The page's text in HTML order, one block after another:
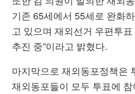
기존 65세에서 55세로 완화
고 있으며 재외선거 우편투
추진 중”이라고 밝혔다.
마지막으로 재외동포정책은
재외동포들이 모두 투표에